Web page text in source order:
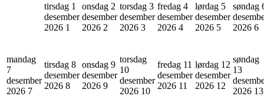
tirsdag 1
desember
2026 1
onsdag 2
desember
2026 2
torsdag 3
desember
2026 3
fredag 4
desember
2026 4
lørdag 5
desember
2026 5
søndag
2026 6
mandag
7
desember
2026 7
tirsdag 8
desember
2026 8
onsdag 9
desember
2026 9
torsdag
10
desember
2026 10
fredag 11
desember
2026 11
lørdag 12
desember
2026 12
søndag
13
2026 13